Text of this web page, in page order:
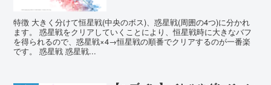
特徴 大きく分けて恒星戦(中央のボス)、惑星戦(周囲の4つ)に分かれ
ます。 惑星戦をクリアしていくことにより、恒星戦時に大きなバフ
を得られるので、惑星戦×4→恒星戦の順番でクリアするのが一番楽
です。 惑星戦 惑星戦...